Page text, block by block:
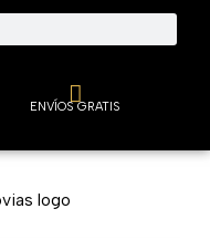
ENVÍOS GRATIS